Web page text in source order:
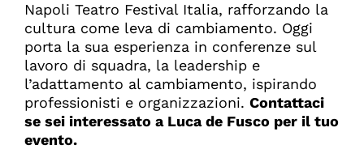
Napoli Teatro Festival Italia, rafforzando la
cultura come leva di cambiamento. Oggi
porta la sua esperienza in conferenze sul
lavoro di squadra, la leadership e
l’adattamento al cambiamento, ispirando
professionisti e organizzazioni. Contattaci
se sei interessato a Luca de Fusco per il tuo
evento.